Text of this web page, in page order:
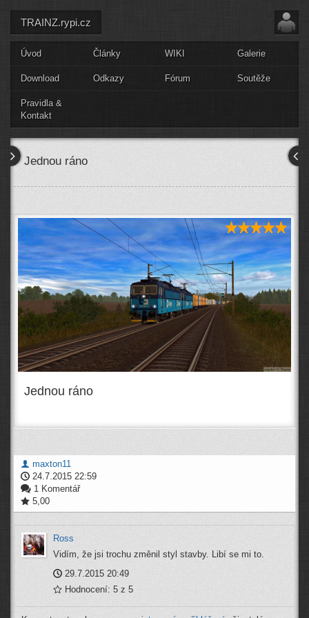
TRAINZ.rypi.cz
Úvod Články WIKI Galerie
Download Odkazy Fórum Soutěže
Pravidla &
Kontakt
Jednou ráno
Jednou ráno
maxton11
24.7.2015 22:59
1 Komentář
5,00
Ross
Vidím, že jsi trochu změnil styl stavby. Libí se mi to.
29.7.2015 20:49
Hodnocení: 5 z 5